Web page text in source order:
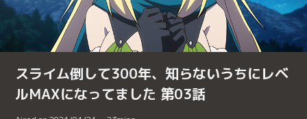
スライム倒して300年、知らないうちにレベ
ルMAXになってました 第03話